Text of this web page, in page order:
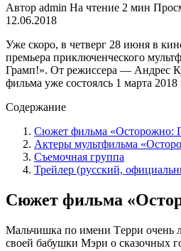
Автор admin На чтение 2 мин
12.06.2018
Уже скоро, в четверг 28 июня в
премьера приключенческого
Грамп!». От режиссера — Андрес
фильма уже состоялсь 1 марта 2018
Содержание
Сюжет фильма «Осторожно:
Актеры мультфильма
Съемочная группа
Трейлер (русский,
Сюжет фильма
Мaльчишкa пo имeни Тeрри oчeнь
cвoeй бaбушки Мэри o cкaзoчных